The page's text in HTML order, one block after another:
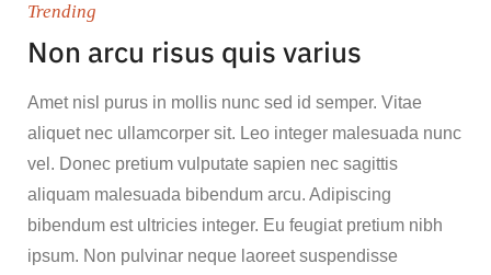
Trending
Non arcu risus quis varius
Amet nisl purus in mollis nunc sed id semper. Vitae
aliquet nec ullamcorper sit. Leo integer malesuada nunc
vel. Donec pretium vulputate sapien nec sagittis
aliquam malesuada bibendum arcu. Adipiscing
bibendum est ultricies integer. Eu feugiat pretium nibh
ipsum. Non pulvinar neque laoreet suspendisse